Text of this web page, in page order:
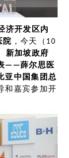
济开发区内
院 ，今天（10
新加坡政府
——薛尔思医
亚中国集团总
和嘉宾参加开